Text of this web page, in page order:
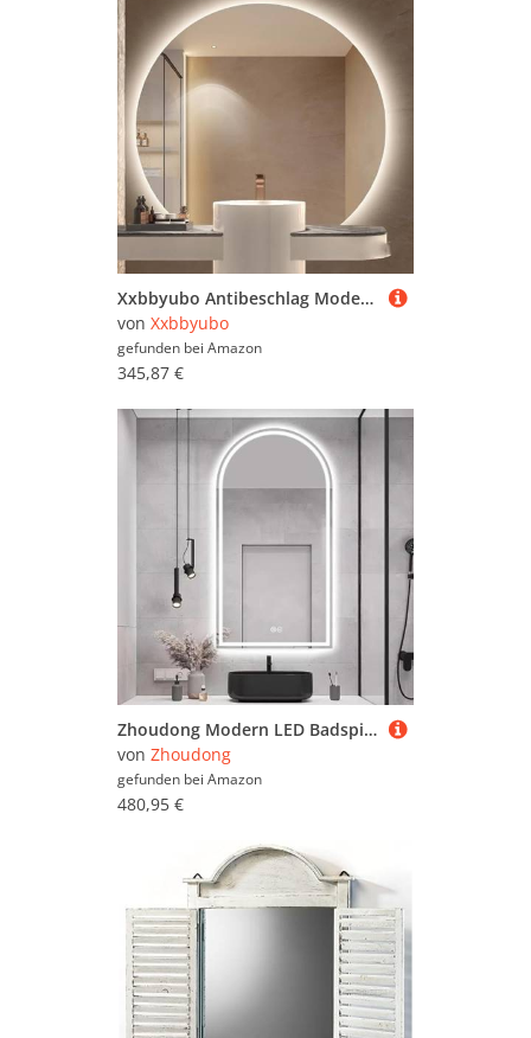
Xxbbyubo Antibeschlag Modern Badspiegel Intelligent, Halbrunder Wandspiegel mit Beleuchtung, 3 Lichtfarben Dimmbar, Unregelmäßiger Ganzkörperspiegel mit Hinterleuchteten(Under Cut,90cm/36inch)
von Xxbbyubo
gefunden bei Amazon
345,87 €
Zhoudong Modern LED Badspiegel mit Beleuchtung 3 Lichtfarbe 130cm Bogen Explosionsschutz Wandspiegel Antibeschlag 80/90cm Dekospiegel mit Touch-Schalter(32"x48"/80x120cm)
von Zhoudong
gefunden bei Amazon
480,95 €